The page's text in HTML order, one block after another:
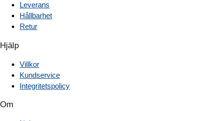
Leverans
Hållbarhet
Retur
Hjälp
Villkor
Kundservice
Integritetspolicy
Om